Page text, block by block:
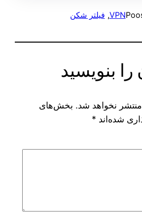
VPN
, فیلتر شکن
را بنویسید
نخواهد شد. بخش‌های
شده‌اند *